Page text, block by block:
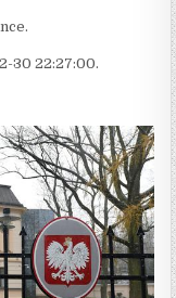
30 22:27:00.